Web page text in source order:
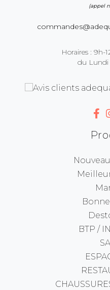
(appel
Horaires : 9h-
du Lundi
BTP /